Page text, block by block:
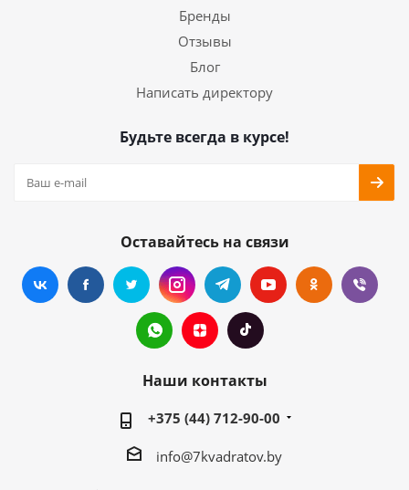
Бренды
Отзывы
Блог
Написать директору
Будьте всегда в курсе!
Оставайтесь на связи
Наши контакты
+375 (44) 712-90-00
info@7kvadratov.by